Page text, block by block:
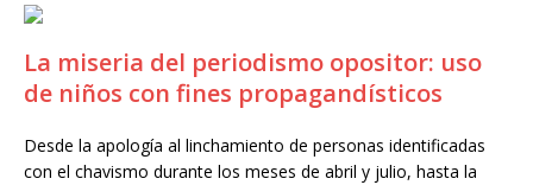
La miseria del periodismo opositor: uso
de niños con fines propagandísticos
Desde la apología al linchamiento de personas identificadas
con el chavismo durante los meses de abril y julio, hasta la